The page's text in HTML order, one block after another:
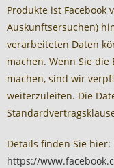
Produkte ist Facebook
Auskunftsersuchen)
verarbeiteten Daten
machen. Wenn Sie
machen, sind wir
weiterzuleiten. Die
Details finden Sie hier:
https://